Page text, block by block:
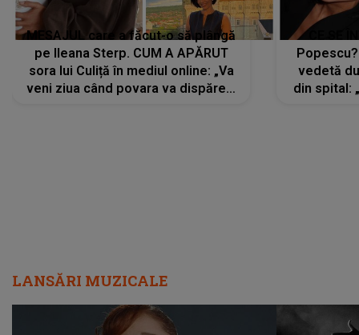
MESAJUL care a făcut-o să plângă
pe Ileana Sterp. CUM A APĂRUT
sora lui Culiță în mediul online: „Va
veni ziua când povara va dispărea,
vedetă
din spital:
LANSĂRI MUZICALE